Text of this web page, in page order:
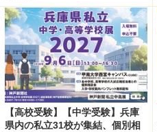
【高校受験】【中学受験】兵庫
県内の私立31校が集結、個別相